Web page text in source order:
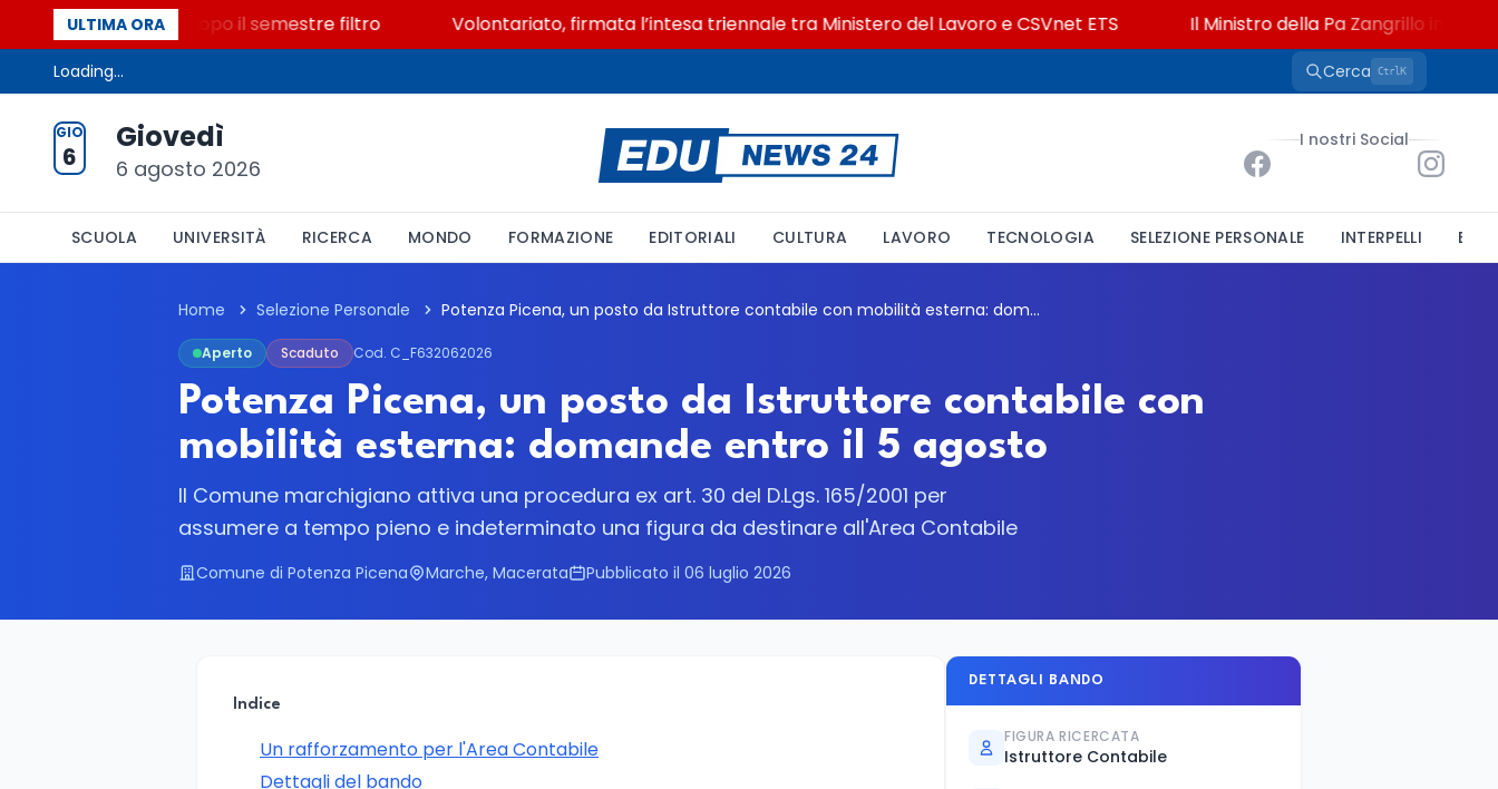
ULTIMA ORA
posti vacanti dopo il semestre filtro Volontariato, firmata l’intesa triennale tra Ministero del Lavoro e CSVnet ETS Il Ministro della Pa Zangrillo in
Loading... Cerca CtrlK
GIO
6
Giovedì
6 agosto 2026
I nostri Social
SCUOLA UNIVERSITÀ RICERCA MONDO FORMAZIONE EDITORIALI CULTURA LAVORO TECNOLOGIA SELEZIONE PERSONALE INTERPELLI
Home Selezione Personale Potenza Picena, un posto da Istruttore contabile con mobilità esterna: domande entro il 5 agosto
Aperto Scaduto Cod. C_F632062026
Potenza Picena, un posto da Istruttore contabile con
mobilità esterna: domande entro il 5 agosto
Il Comune marchigiano attiva una procedura ex art. 30 del D.Lgs. 165/2001 per
assumere a tempo pieno e indeterminato una figura da destinare all'Area Contabile
Comune di Potenza Picena Marche, Macerata Pubblicato il 06 luglio 2026
Indice
Un rafforzamento per l'Area Contabile
Dettagli del bando
DETTAGLI BANDO
FIGURA RICERCATA
Istruttore Contabile